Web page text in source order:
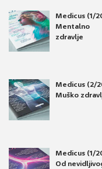
Medicus (1/
Mentalno
zdravlje
Medicus (2/
Muško
Medicus (1/
Od